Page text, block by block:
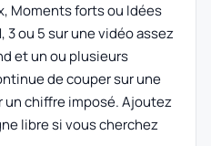
Moments forts ou Idées
3 ou 5 sur une vidéo assez
et un ou plusieurs
de couper sur une
un chiffre imposé. Ajoutez
libre si vous cherchez